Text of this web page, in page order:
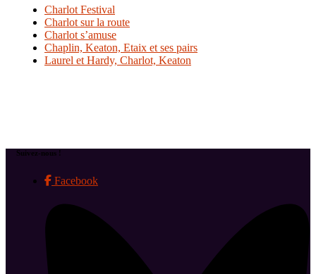
Charlot Festival
Charlot sur la route
Charlot s’amuse
Chaplin, Keaton, Etaix et ses pairs
Laurel et Hardy, Charlot, Keaton
Suivez-nous !
Facebook